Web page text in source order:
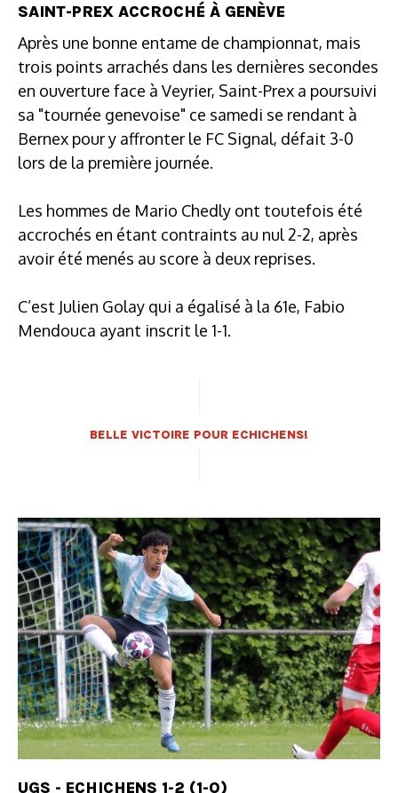
SAINT-PREX ACCROCHÉ À GENÈVE
Après une bonne entame de championnat, mais
trois points arrachés dans les dernières secondes
en ouverture face à Veyrier, Saint-Prex a poursuivi
sa "tournée genevoise" ce samedi se rendant à
Bernex pour y affronter le FC Signal, défait 3-0
lors de la première journée.
Les hommes de Mario Chedly ont toutefois été
accrochés en étant contraints au nul 2-2, après
avoir été menés au score à deux reprises.
C’est Julien Golay qui a égalisé à la 61e, Fabio
Mendouca ayant inscrit le 1-1.
BELLE VICTOIRE POUR ECHICHENS!
UGS - ECHICHENS 1-2 (1-0)